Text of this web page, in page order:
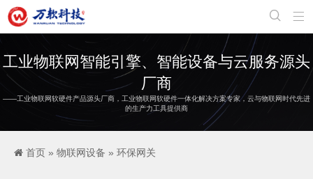


工业物联网智能引擎、智能设备与云服务源头
厂商
——工业物联网软硬件产品源头厂商，工业物联网软硬件一体化解决方案专家，云与物联网时代先进
的生产力工具提供商
首页 » 物联网设备 » 环保网关